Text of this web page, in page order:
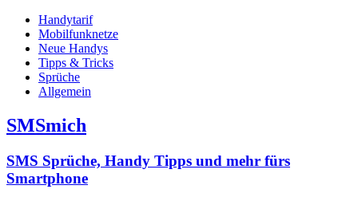
Handytarif
Mobilfunknetze
Neue Handys
Tipps & Tricks
Sprüche
Allgemein
SMSmich
SMS Sprüche, Handy Tipps und mehr fürs
Smartphone